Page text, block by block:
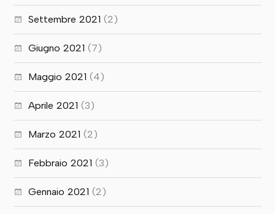
Settembre 2021 (2)
Giugno 2021 (7)
Maggio 2021 (4)
Aprile 2021 (3)
Marzo 2021 (2)
Febbraio 2021 (3)
Gennaio 2021 (2)